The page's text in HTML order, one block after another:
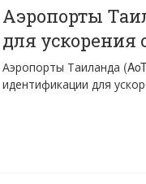
Аэропорты
для
Аэропорты Таиланда
идентификации для